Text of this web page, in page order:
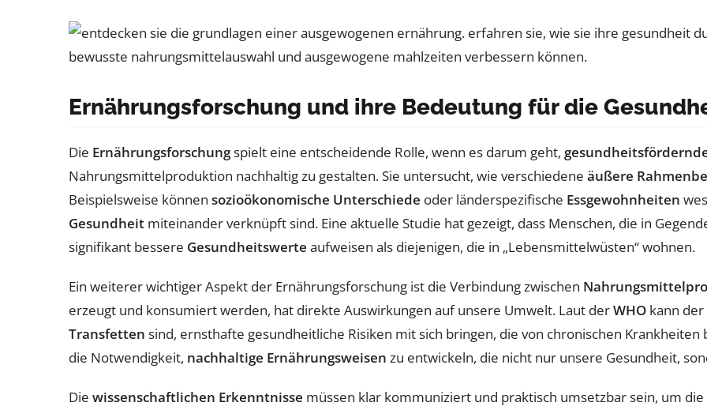
Ernährungsforschung und ihre Bedeutung für die
Die Ernährungsforschungspielt eine entscheidende Rolle, wenn es darum geht,
Nahrungsmittelproduktion nachhaltig zu gestalten. Sie untersucht, wie verschiedene äußere
Beispielsweise können sozioökonomische Unterschiede oder länderspezifische Essgewohnheiten
Gesundheit miteinander verknüpft sind. Eine aktuelle Studie hat gezeigt, dass Menschen, die in
signifikant bessere Gesundheitswerte aufweisen als diejenigen, die in „Lebensmittelwüsten“ wohnen.
Ein weiterer wichtiger Aspekt der Ernährungsforschung ist die Verbindung zwischen
erzeugt und konsumiert werden, hat direkte Auswirkungen auf unsere Umwelt. Laut derWHO kann
Transfetten sind, ernsthafte gesundheitliche Risiken mit sich bringen, die von chronischen
die Notwendigkeit, nachhaltige Ernährungsweisen zu entwickeln, die nicht nur unsere Gesundheit,
Die wissenschaftlichen Erkenntnisse müssen klar kommuniziert und praktisch umsetzbar sein, um